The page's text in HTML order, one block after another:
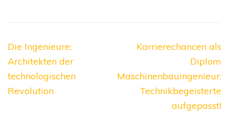
Beitragsnavigation
Die Ingenieure:
Architekten der
technologischen
Revolution
Karrierechancen als
Diplom
Maschinenbauingenieur:
Technikbegeisterte
aufgepasst!